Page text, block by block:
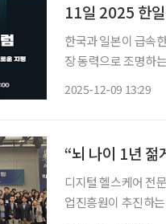
11일 2025 한일
한국과 일본이 급속
장 동력으로 조명하는 국제 포럼이 열린다.
2025-12-09 13:29
“뇌 나이 1년 젊
디지털 헬스케어 전
업진흥원이 추진하